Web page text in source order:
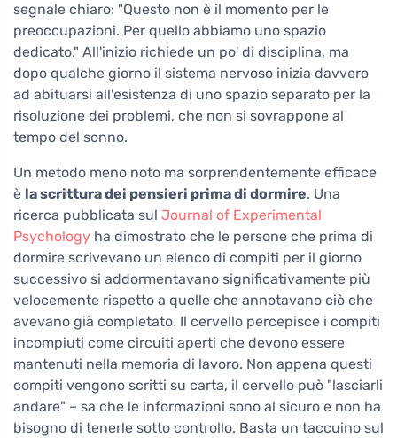
segnale chiaro: "Questo non è il momento per le
preoccupazioni. Per quello abbiamo uno spazio
dedicato." All'inizio richiede un po' di disciplina, ma
dopo qualche giorno il sistema nervoso inizia davvero
ad abituarsi all'esistenza di uno spazio separato per la
risoluzione dei problemi, che non si sovrappone al
tempo del sonno.
Un metodo meno noto ma sorprendentemente efficace
è la scrittura dei pensieri prima di dormire. Una
ricerca pubblicata sul Journal of Experimental
Psychology ha dimostrato che le persone che prima di
dormire scrivevano un elenco di compiti per il giorno
successivo si addormentavano significativamente più
velocemente rispetto a quelle che annotavano ciò che
avevano già completato. Il cervello percepisce i compiti
incompiuti come circuiti aperti che devono essere
mantenuti nella memoria di lavoro. Non appena questi
compiti vengono scritti su carta, il cervello può "lasciarli
andare" – sa che le informazioni sono al sicuro e non ha
bisogno di tenerle sotto controllo. Basta un taccuino sul